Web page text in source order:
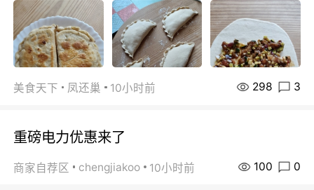
美食天下 凤还巢 10小时前 298 3
重磅电力优惠来了
商家自荐区 chengjiakoo 10小时前 100 0